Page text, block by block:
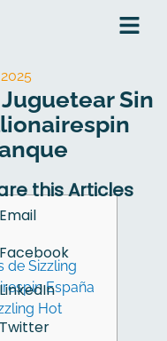
Sin
de Sizzling
España
Hot
this Articles
Email
Facebook
Twitter